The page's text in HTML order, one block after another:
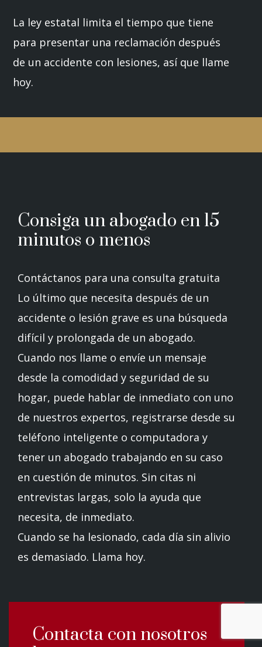
La ley estatal limita el tiempo que tiene
para presentar una reclamación después
de un accidente con lesiones, así que llame
hoy.
Consiga un abogado en 15
minutos o menos
Contáctanos para una consulta gratuita
Lo último que necesita después de un
accidente o lesión grave es una búsqueda
difícil y prolongada de un abogado.
Cuando nos llame o envíe un mensaje
desde la comodidad y seguridad de su
hogar, puede hablar de inmediato con uno
de nuestros expertos, registrarse desde su
teléfono inteligente o computadora y
tener un abogado trabajando en su caso
en cuestión de minutos. Sin citas ni
entrevistas largas, solo la ayuda que
necesita, de inmediato.
Cuando se ha lesionado, cada día sin alivio
es demasiado. Llama hoy.
Contacta con nosotros